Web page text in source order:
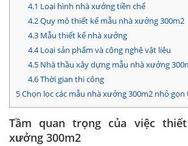
4.1 Loại hình nhà xưởng tiền chế
4.2Quy mô thiết kế mẫu nhà xưởng 300m2
4.3Mẫu thiết kế nhà xưởng
4.4Loại sản phẩm và công nghệ vật liệu
4.5Nhà thầu xây dựng mẫu nhà xưởng
4.6Thời gian thi công
5Chọn lọc các mẫu nhà xưởng 300m2 nhỏ
Tầm quan trọng của việc
xưởng 300m2